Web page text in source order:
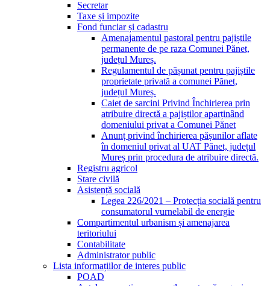
Secretar
Taxe și impozite
Fond funciar și cadastru
Amenajamentul pastoral pentru pajiștile
permanente de pe raza Comunei Pănet,
județul Mureș.
Regulamentul de pășunat pentru pajiștile
proprietate privată a comunei Pănet,
județul Mureș.
Caiet de sarcini Privind Închirierea prin
atribuire directă a pajiștilor aparținând
domeniului privat a Comunei Pănet
Anunț privind închirierea pășunilor aflate
în domeniul privat al UAT Pănet, județul
Mureș prin procedura de atribuire directă.
Registru agricol
Stare civilă
Asistență socială
Legea 226/2021 – Protecția socială pentru
consumatorul vurnelabil de energie
Compartimentul urbanism și amenajarea
teritoriului
Contabilitate
Administrator public
Lista informațiilor de interes public
POAD